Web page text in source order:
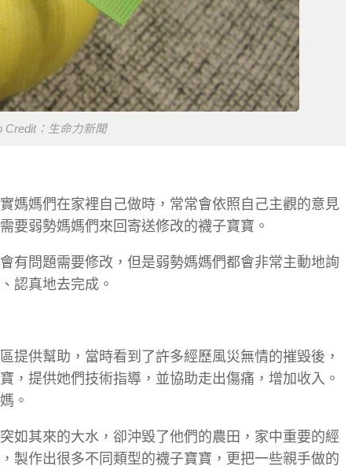
Credit：生命力新聞
媽媽們在家裡自己做時，常常會依照自己主觀的意見
要弱勢媽媽們來回寄送修改的襪子寶寶。
有問題需要修改，但是弱勢媽媽們都會非常主動地詢
認真地去完成。
提供幫助，當時看到了許多經歷風災無情的摧毀後，
，提供她們技術指導，並協助走出傷痛，增加收入。
。
如其來的大水，卻沖毀了他們的農田，家中重要的經
製作出很多不同類型的襪子寶寶，更把一些親手做的